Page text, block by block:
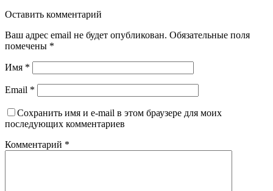
Оставить комментарий
Ваш адрес email не будет опубликован. Обязательные поля
помечены *
Имя *
Email *
Сохранить имя и e-mail в этом браузере для моих
последующих комментариев
Комментарий *